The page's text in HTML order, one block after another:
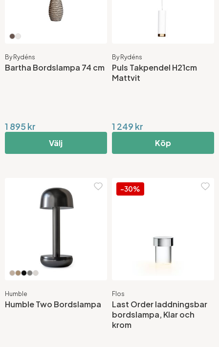
By Rydéns
Bartha Bordslampa 74 cm
1 895 kr
Välj
By Rydéns
Puls Takpendel H21cm
Mattvit
1 249 kr
Köp
Humble
Humble Two Bordslampa
-30%
Flos
Last Order laddningsbar
bordslampa, Klar och
krom